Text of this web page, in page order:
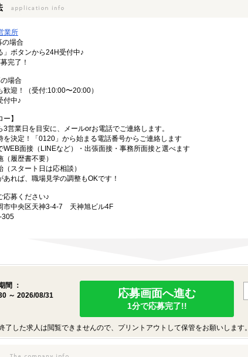
業所
の場合
」ボタンから24H受付中♪
完了！
場合
歓迎！（受付:10:00〜20:00）
付中♪
ー】
営業日を目安に、メールorお電話でご連絡します。
決定！「0120」から始まる電話番号からご連絡します
面接（LINEなど）・出張面接・事務所面接と選べます
履歴書不要）
スタート日は応相談）
れば、職場見学の調整もOKです！
応募ください♪
市中央区天神3-4-7 天神旭ビル4F
305
間 ：
～ 2026/08/31
応募画面へ進む
1分で応募完了!!
了した求人は閲覧できませんので、プリントアウトして保管をお願いします。